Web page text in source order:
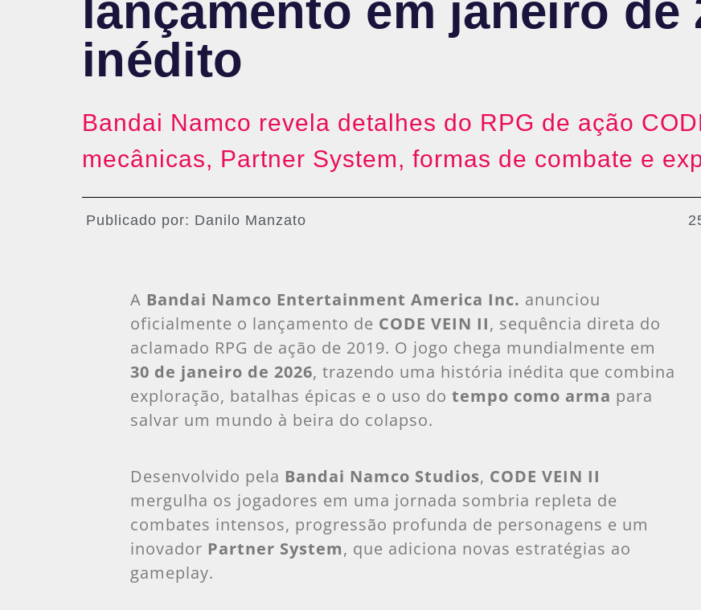
lançamento em janeiro de
inédito
Bandai Namco revela detalhes do RPG de ação
mecânicas, Partner System, formas de combate e
Publicado por: Danilo Manzato
A Bandai Namco Entertainment America Inc. anunciou
oficialmente o lançamento de CODE VEIN II, sequência direta do
aclamado RPG de ação de 2019. O jogo chega mundialmente em
30 de janeiro de 2026, trazendo uma história inédita que combina
exploração, batalhas épicas e o uso do tempo como arma para
salvar um mundo à beira do colapso.
Desenvolvido pela Bandai Namco Studios, CODE VEIN II
mergulha os jogadores em uma jornada sombria repleta de
combates intensos, progressão profunda de personagens e um
inovador Partner System, que adiciona novas estratégias ao
gameplay.